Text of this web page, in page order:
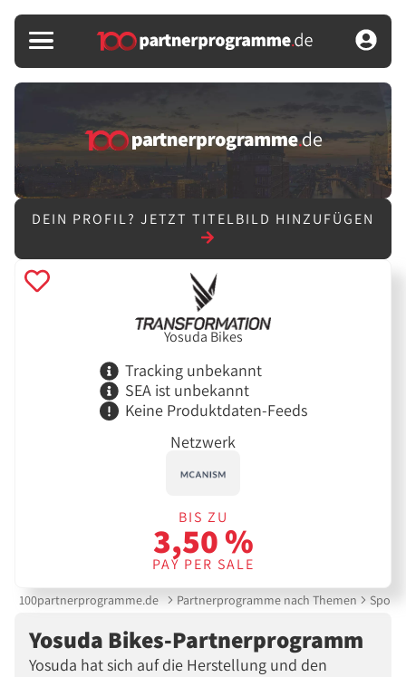
DEIN PROFIL? JETZT TITELBILD HINZUFÜGEN
Yosuda Bikes
Tracking unbekannt
SEA ist unbekannt
Keine Produktdaten-Feeds
Netzwerk
BIS ZU
3,50 %
PAY PER SALE
100partnerprogramme.de Partnerprogramme nach Themen Sport
Yosuda Bikes-Partnerprogramm
Yosuda hat sich auf die Herstellung und den